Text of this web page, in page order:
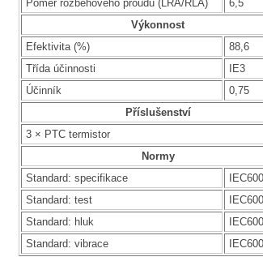
Poměr rozběhového proudu (LRA/RLA)
6,5
Výkonnost
Efektivita (%)
88,6
Třída účinnosti
IE3
Účinník
0,75
Příslušenství
3 × PTC termistor
Normy
Standard: specifikace
Standard: test
Standard: hluk
Standard: vibrace